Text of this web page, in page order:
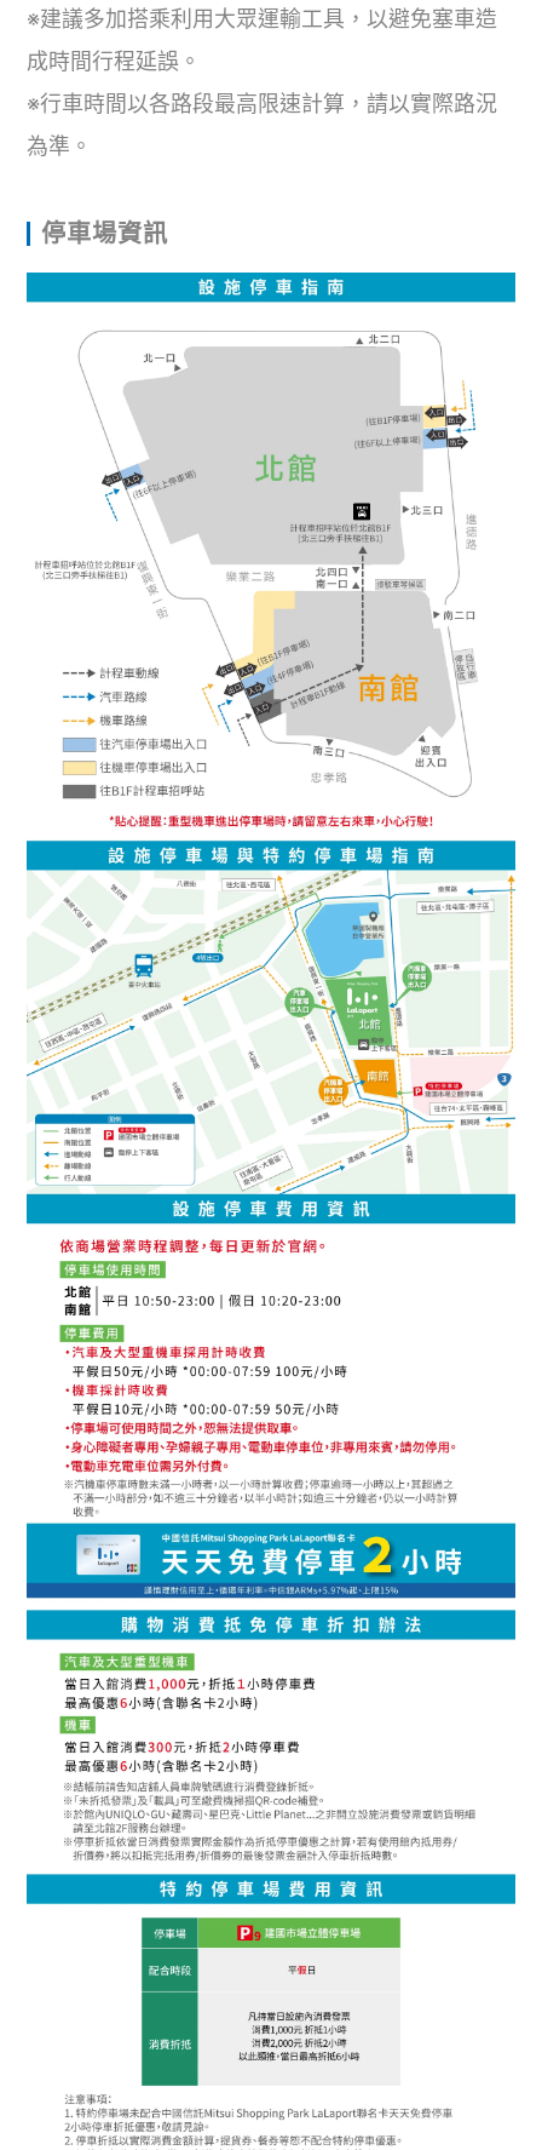
※建議多加搭乘利用大眾運輸工具，以避免塞車造
成時間行程延誤。
※行車時間以各路段最高限速計算，請以實際路況
為準。
停車場資訊